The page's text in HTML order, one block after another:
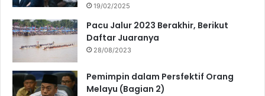
19/02/2025
Pacu Jalur 2023 Berakhir, Berikut
Daftar Juaranya
28/08/2023
Pemimpin dalam Persfektif Orang
Melayu (Bagian 2)